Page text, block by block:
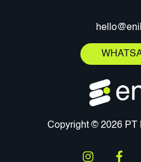
Copyright © 2026 PT